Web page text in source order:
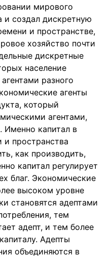
мирового
и создал дискретную
и пространстве,
хозяйство почти
дискретные
население
разного
агенты
который
агентами,
Именно капитал в
и пространства
как производить,
капитал регулирует
благ. Экономические
высоком уровне
становятся адептами
тем
адепт, и тем более
Адепты
объединяются в